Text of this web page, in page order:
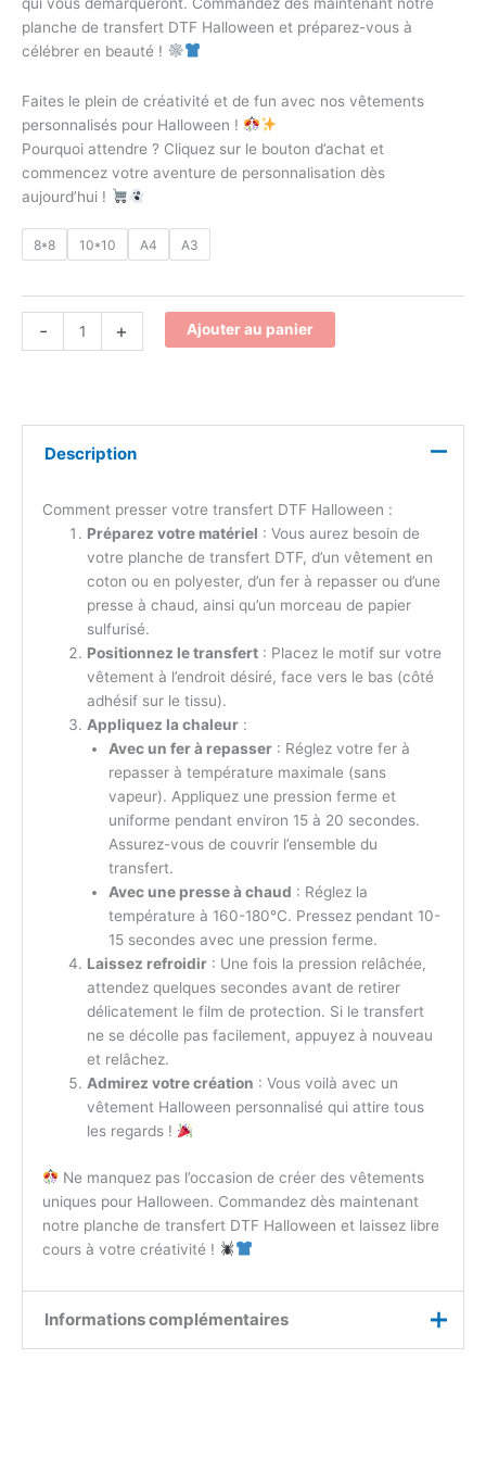
planche de transfert DTF Halloween et préparez-vous à
célébrer en beauté !
Faites le plein de créativité et de fun avec nos vêtements
personnalisés pour Halloween !
Pourquoi attendre ? Cliquez sur le bouton d’achat et
commencez votre aventure de personnalisation dès
aujourd’hui !
8*8 10*10 A4 A3
- + Ajouter au panier
Description
Comment presser votre transfert DTF Halloween :
Préparez votre matériel : Vous aurez besoin de
votre planche de transfert DTF, d’un vêtement en
coton ou en polyester, d’un fer à repasser ou d’une
presse à chaud, ainsi qu’un morceau de papier
sulfurisé.
Positionnez le transfert: Placez le motif sur votre
vêtement à l’endroit désiré, face vers le bas (côté
adhésif sur le tissu).
Appliquez la chaleur:
Avec un fer à repasser : Réglez votre fer à
repasser à température maximale (sans
vapeur). Appliquez une pression ferme et
uniforme pendant environ 15 à 20 secondes.
Assurez-vous de couvrir l’ensemble du
transfert.
Avec une presse à chaud : Réglez la
température à 160-180°C. Pressez pendant 10-
15 secondes avec une pression ferme.
Laissez refroidir: Une fois la pression relâchée,
attendez quelques secondes avant de retirer
délicatement le film de protection. Si le transfert
ne se décolle pas facilement, appuyez à nouveau
et relâchez.
Admirez votre création : Vous voilà avec un
vêtement Halloween personnalisé qui attire tous
les regards !
Ne manquez pas l’occasion de créer des vêtements
uniques pour Halloween. Commandez dès maintenant
notre planche de transfert DTF Halloween et laissez libre
cours à votre créativité !
Informations complémentaires